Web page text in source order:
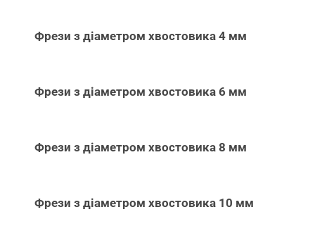
Фрези з діаметром хвостовика 4 мм
Фрези з діаметром хвостовика 6 мм
Фрези з діаметром хвостовика 8 мм
Фрези з діаметром хвостовика 10 мм